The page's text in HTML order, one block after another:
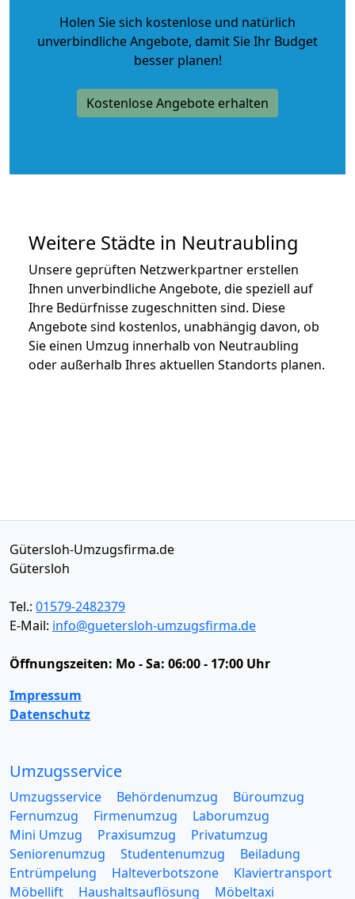
Holen Sie sich kostenlose und natürlich
unverbindliche Angebote, damit Sie Ihr Budget
besser planen!
Kostenlose Angebote erhalten
Weitere Städte in Neutraubling
Unsere geprüften Netzwerkpartner erstellen
Ihnen unverbindliche Angebote, die speziell auf
Ihre Bedürfnisse zugeschnitten sind. Diese
Angebote sind kostenlos, unabhängig davon, ob
Sie einen Umzug innerhalb von Neutraubling
oder außerhalb Ihres aktuellen Standorts planen.
Gütersloh-Umzugsfirma.de
Gütersloh
Tel.: 01579-2482379
E-Mail: info@guetersloh-umzugsfirma.de
Öffnungszeiten: Mo - Sa: 06:00 - 17:00 Uhr
Impressum
Datenschutz
Umzugsservice
Umzugsservice Behördenumzug
Büroumzug
Fernumzug
Firmenumzug
Laborumzug
Mini Umzug
Praxisumzug
Privatumzug
Seniorenumzug
Studentenumzug
Beiladung
Entrümpelung
Halteverbotszone
Klaviertransport
Möbellift
Haushaltsauflösung
Möbeltaxi